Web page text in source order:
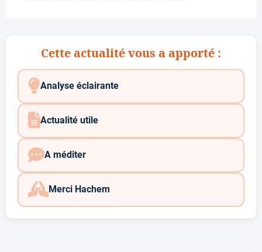
Cette actualité vous a apporté :
Analyse éclairante
Actualité utile
A méditer
Merci Hachem